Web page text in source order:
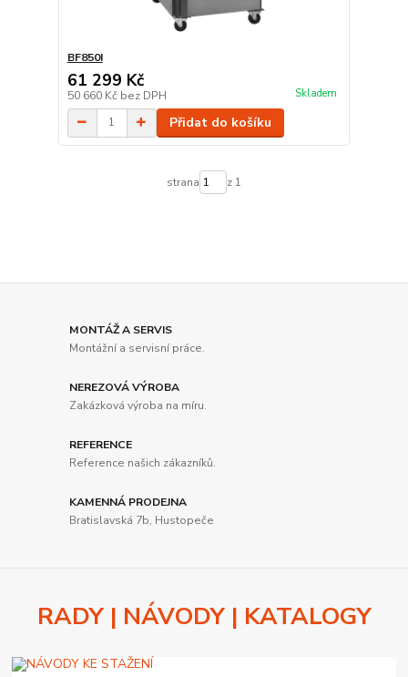
BF850I
61 299 Kč
50 660 Kč bez DPH Skladem
Přidat do košíku
strana z 1
MONTÁŽ A SERVIS
Montážní a servisní práce.
NEREZOVÁ VÝROBA
Zakázková výroba na míru.
REFERENCE
Reference našich zákazníků.
KAMENNÁ PRODEJNA
Bratislavská 7b, Hustopeče
RADY | NÁVODY | KATALOGY